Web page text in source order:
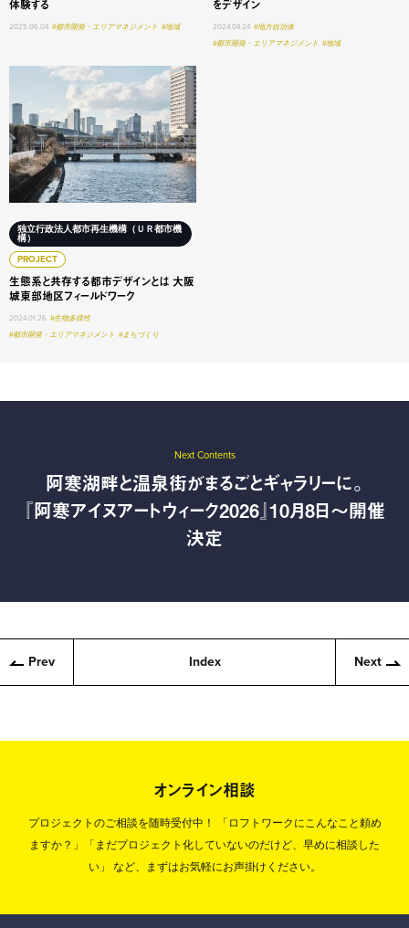
体験する
2025.06.04 #都市開発・エリアマネジメント #地域
をデザイン
2024.04.24 #地方自治体
#都市開発・エリアマネジメント #地域
独立行政法人都市再生機構（ＵＲ都市機
構）
PROJECT
生態系と共存する都市デザインとは 大阪
城東部地区フィールドワーク
2024.01.26 #生物多様性
#都市開発・エリアマネジメント #まちづくり
生態系と共存する都市デザインとは 大阪城東部地区フィー
Next Contents
阿寒湖畔と温泉街がまるごとギャラリーに。
『阿寒アイヌアートウィーク2026』10月8日〜開催
決定
Prev Index Next
オンライン相談
プロジェクトのご相談を随時受付中！
「ロフトワークにこんなこと頼め
ますか？」「まだプロジェクト化していないのだけど、早めに相談した
い」
など、まずはお気軽にお声掛けください。